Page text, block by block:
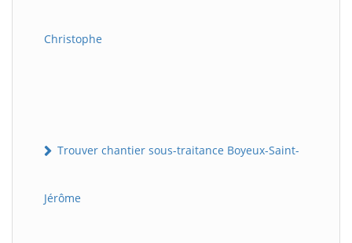
Christophe
Trouver chantier sous-traitance Boyeux-Saint-
Jérôme